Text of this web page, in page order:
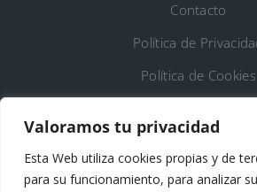
Valoramos tu privacidad
Esta Web utiliza cookies propias y de
para su funcionamiento, para analizar
Contacto
Política de
Política de Cookies
DATOS DE